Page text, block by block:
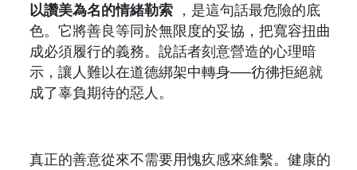
以讚美為名的情緒勒索 ，是這句話最危險的底
色。它將善良等同於無限度的妥協，把寬容扭曲
成必須履行的義務。說話者刻意營造的心理暗
示，讓人難以在道德綁架中轉身──彷彿拒絕就
成了辜負期待的惡人。
真正的善意從來不需要用愧疚感來維繫。健康的